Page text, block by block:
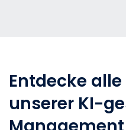
Entdecke
unserer KI-